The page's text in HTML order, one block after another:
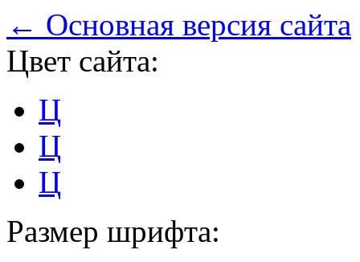
← Основная версия сайта
Цвет сайта:
Ц
Ц
Ц
Размер шрифта: